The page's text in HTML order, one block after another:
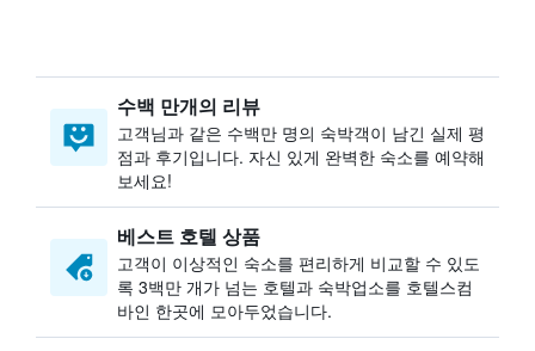
수백 만개의 리뷰
고객님과 같은 수백만 명의 숙박객이 남긴 실제 평
점과 후기입니다. 자신 있게 완벽한 숙소를 예약해
보세요!
베스트 호텔 상품
고객이 이상적인 숙소를 편리하게 비교할 수 있도
록 3백만 개가 넘는 호텔과 숙박업소를 호텔스컴
바인 한곳에 모아두었습니다.